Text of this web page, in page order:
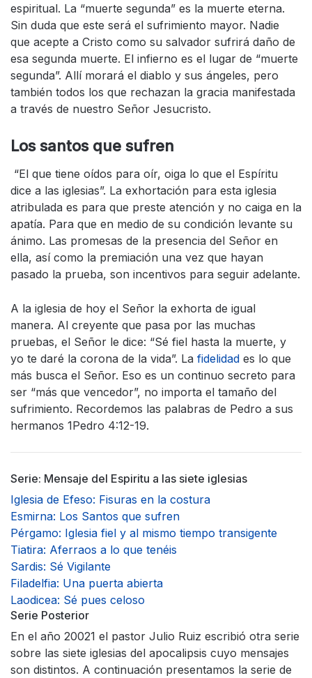
espiritual. La “muerte segunda” es la muerte eterna.
Sin duda que este será el sufrimiento mayor. Nadie
que acepte a Cristo como su salvador sufrirá daño de
esa segunda muerte. El infierno es el lugar de “muerte
segunda”. Allí morará el diablo y sus ángeles, pero
también todos los que rechazan la gracia manifestada
a través de nuestro Señor Jesucristo.
Los santos que sufren
“El que tiene oídos para oír, oiga lo que el Espíritu
dice a las iglesias”. La exhortación para esta iglesia
atribulada es para que preste atención y no caiga en la
apatía. Para que en medio de su condición levante su
ánimo. Las promesas de la presencia del Señor en
ella, así como la premiación una vez que hayan
pasado la prueba, son incentivos para seguir adelante.
A la iglesia de hoy el Señor la exhorta de igual
manera. Al creyente que pasa por las muchas
pruebas, el Señor le dice: “Sé fiel hasta la muerte, y
yo te daré la corona de la vida”. La fidelidad es lo que
más busca el Señor. Eso es un continuo secreto para
ser “más que vencedor”, no importa el tamaño del
sufrimiento. Recordemos las palabras de Pedro a sus
hermanos 1Pedro 4:12-19.
Serie: Mensaje del Espiritu a las siete iglesias
Iglesia de Efeso: Fisuras en la costura
Esmirna: Los Santos que sufren
Pérgamo: Iglesia fiel y al mismo tiempo transigente
Tiatira: Aferraos a lo que tenéis
Sardis: Sé Vigilante
Filadelfia: Una puerta abierta
Laodicea: Sé pues celoso
Serie Posterior
En el año 20021 el pastor Julio Ruiz escribió otra serie
sobre las siete iglesias del apocalipsis cuyo mensajes
son distintos. A continuación presentamos la serie de